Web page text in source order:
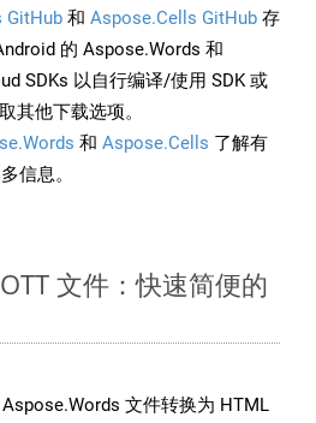
GitHub 和 Aspose.Cells GitHub 存
的 Aspose.Words 和
SDKs 以自行编译/使用 SDK 或
其他下载选项。
和 Aspose.Cells 了解有
信息。
文件：快速简便的
文件转换为 HTML